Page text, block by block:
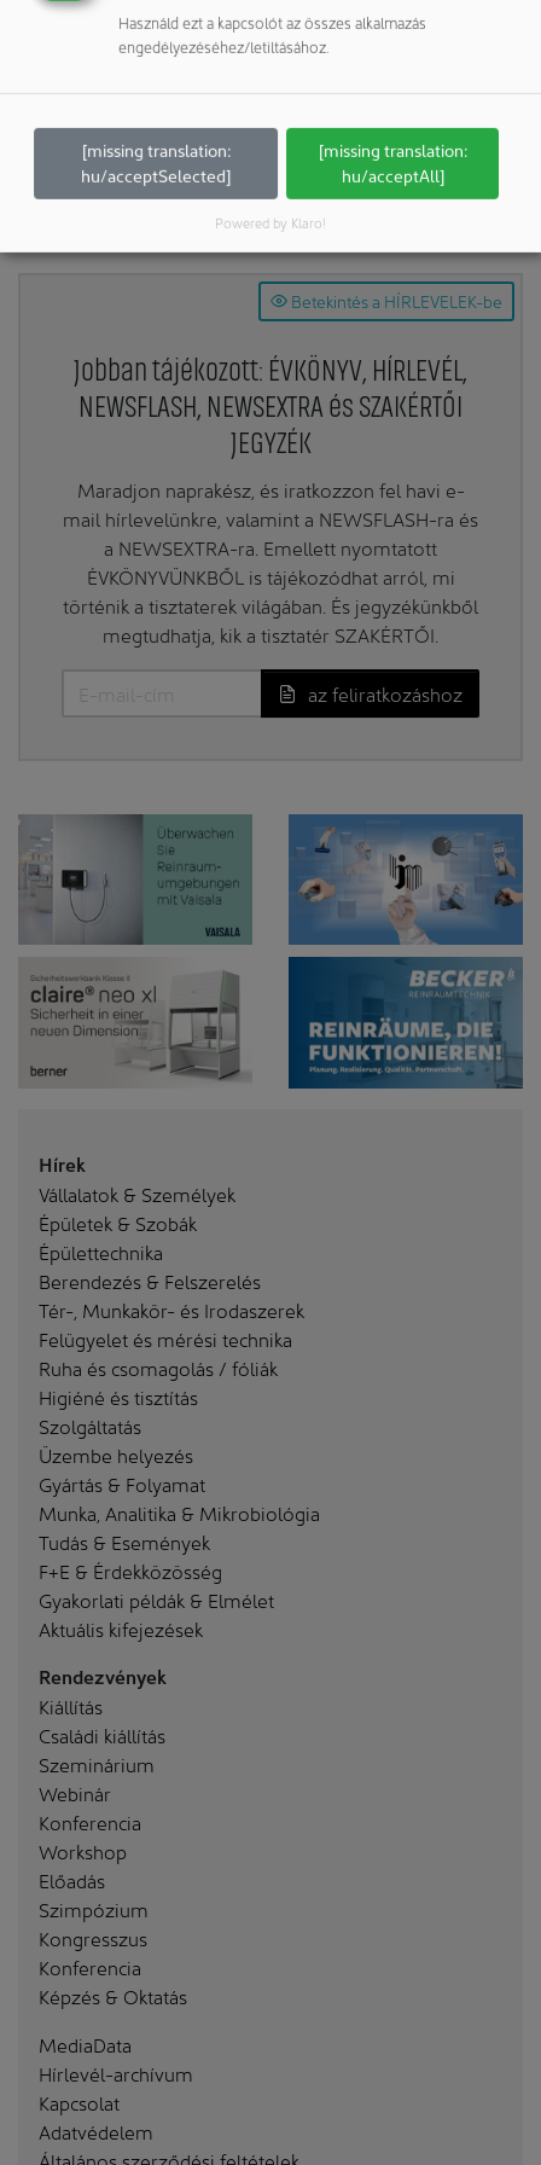
További cikkek ezekhez a rovatokhoz:
Megosztás:
Betekintés a HÍRLEVELEK-be
Jobban tájékozott: ÉVKÖNYV, HÍRLEVÉL,
NEWSFLASH, NEWSEXTRA és SZAKÉRTŐI
JEGYZÉK
Maradjon naprakész, és iratkozzon fel havi e-
mail hírlevelünkre, valamint a NEWSFLASH-ra és
a NEWSEXTRA-ra. Emellett nyomtatott
ÉVKÖNYVÜNKBŐL is tájékozódhat arról, mi
történik a tisztaterek világában. És jegyzékünkből
megtudhatja, kik a tisztatér SZAKÉRTŐI.
az feliratkozáshoz
Hírek
Vállalatok & Személyek
Épületek & Szobák
Épülettechnika
Berendezés & Felszerelés
Tér-, Munkakör- és Irodaszerek
Felügyelet és mérési technika
Ruha és csomagolás / fóliák
Higiéné és tisztítás
Szolgáltatás
Üzembe helyezés
Gyártás & Folyamat
Munka, Analitika & Mikrobiológia
Tudás & Események
F+E & Érdekközösség
Gyakorlati példák & Elmélet
Aktuális kifejezések
Rendezvények
Kiállítás
Családi kiállítás
Szeminárium
Webinár
Konferencia
Workshop
Előadás
Szimpózium
Kongresszus
Konferencia
Képzés & Oktatás
MediaData
Hírlevél-archívum
Kapcsolat
Adatvédelem
Általános szerződési feltételek
Használd ezt a kapcsolót az összes alkalmazás
engedélyezéséhez/letiltásához.
[missing translation:
hu/acceptSelected]
[missing translation:
hu/acceptAll]
Powered by Klaro!